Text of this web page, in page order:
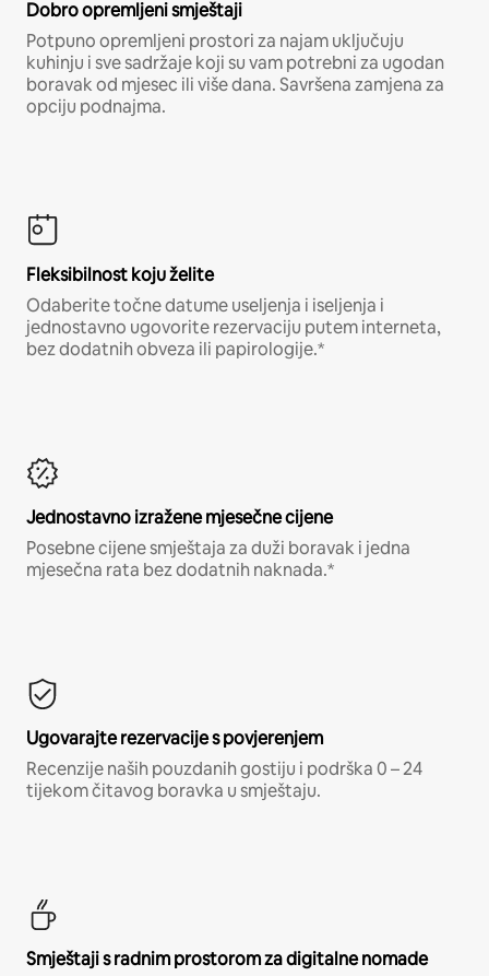
Dobro opremljeni smještaji
Potpuno opremljeni prostori za najam uključuju
kuhinju i sve sadržaje koji su vam potrebni za ugodan
boravak od mjesec ili više dana. Savršena zamjena za
opciju podnajma.
Fleksibilnost koju želite
Odaberite točne datume useljenja i iseljenja i
jednostavno ugovorite rezervaciju putem interneta,
bez dodatnih obveza ili papirologije.*
Jednostavno izražene mjesečne cijene
Posebne cijene smještaja za duži boravak i jedna
mjesečna rata bez dodatnih naknada.*
Ugovarajte rezervacije s povjerenjem
Recenzije naših pouzdanih gostiju i podrška 0 – 24
tijekom čitavog boravka u smještaju.
Smještaji s radnim prostorom za digitalne nomade